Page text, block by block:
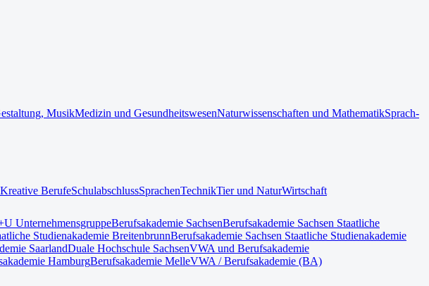
MusikMedizin und GesundheitswesenNaturwissenschaften und MathematikSprach-
Kreative BerufeSchulabschlussSprachenTechnikTier und NaturWirtschaft
UnternehmensgruppeBerufsakademie SachsenBerufsakademie Sachsen Staatliche
Studienakademie BreitenbrunnBerufsakademie Sachsen Staatliche Studienakademie
SaarlandDuale Hochschule SachsenVWA und Berufsakademie
HamburgBerufsakademie MelleVWA / Berufsakademie (BA)